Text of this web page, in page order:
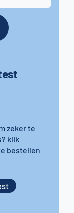
zeker te
klik
bestellen